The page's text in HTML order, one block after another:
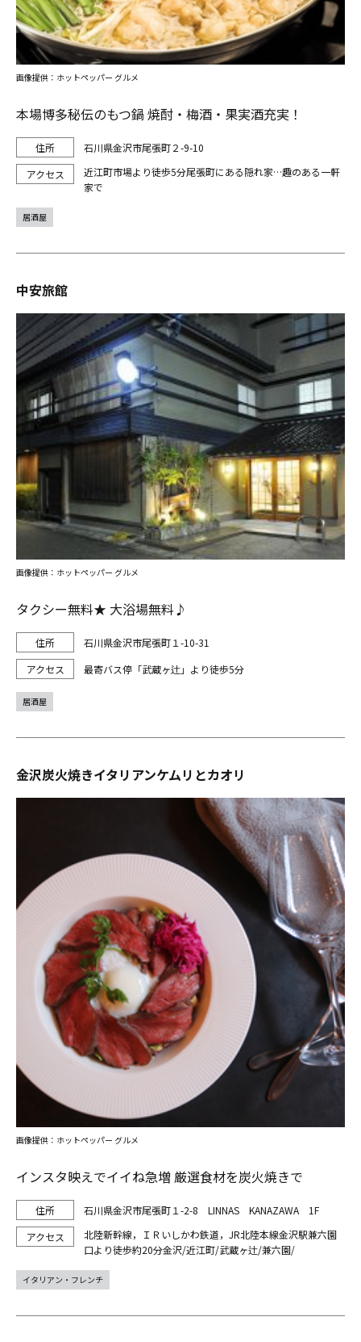
本場博多秘伝のもつ鍋 焼酎・梅酒・果実酒充実！
石川県金沢市尾張町２-9-10
近江町市場より徒歩5分尾張町にある隠れ家…趣のある一軒
家で
画像提供：ホットペッパー グルメ
居酒屋
中安旅館
タクシー無料★ 大浴場無料♪
石川県金沢市尾張町１-10-31
最寄バス停「武蔵ヶ辻」より徒歩5分
画像提供：ホットペッパー グルメ
居酒屋
金沢炭火焼きイタリアンケムリとカオリ
インスタ映えでイイね急増 厳選食材を炭火焼きで
石川県金沢市尾張町１-2-8 LINNAS KANAZAWA 1F
北陸新幹線，ＩＲいしかわ鉄道，JR北陸本線金沢駅兼六園
口より徒歩約20分金沢/近江町/武蔵ヶ辻/兼六園/
画像提供：ホットペッパー グルメ
イタリアン・フレンチ